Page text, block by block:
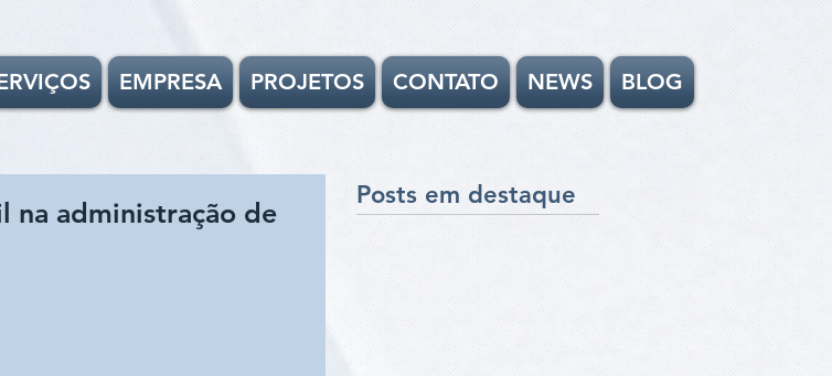
EMPRESA PROJETOS CONTATO NEWS BLOG
na administração de
Posts em destaque